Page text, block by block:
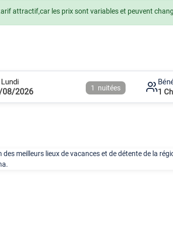
attractif,car les prix sont variables et peuvent
08/2026 1 nuitées
1
meilleurs lieux de vacances et de détente de la